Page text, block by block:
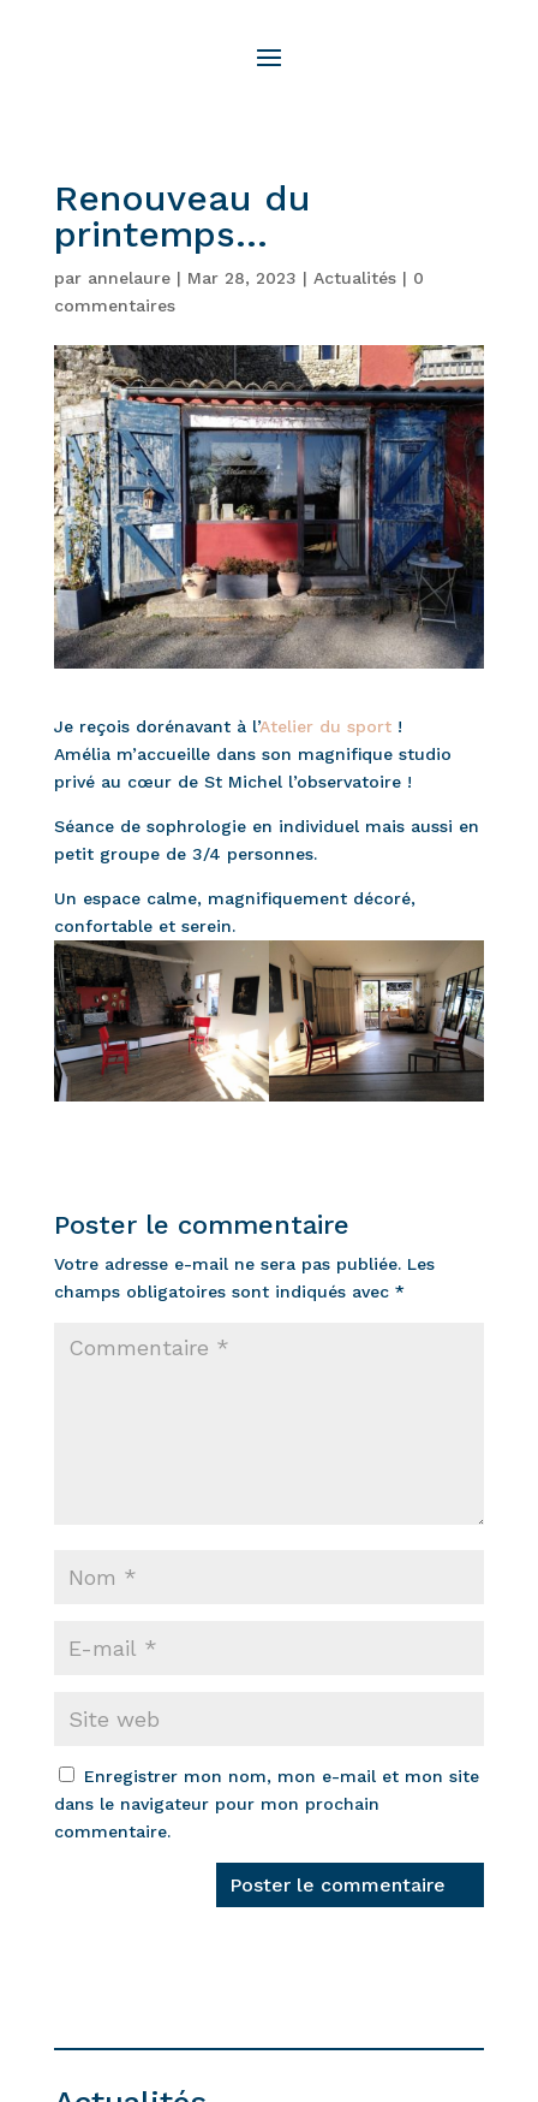
Renouveau du
printemps…
par annelaure| Mar 28, 2023 | Actualités| 0
commentaires
Je reçois dorénavant à l’Atelier du sport!
Amélia m’accueille dans son magnifique studio
privé au cœur de St Michel l’observatoire !
Séance de sophrologie en individuel mais aussi en
petit groupe de 3/4 personnes.
Un espace calme, magnifiquement décoré,
confortable et serein.
Poster le commentaire
Votre adresse e-mail ne sera pas publiée. Les
champs obligatoires sont indiqués avec *
Enregistrer mon nom, mon e-mail et mon site
dans le navigateur pour mon prochain
commentaire.